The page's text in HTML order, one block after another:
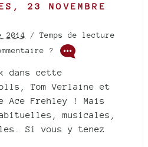
23 NOVEMBRE
2014 / Temps de lecture
?
dans cette
Tom Verlaine et
Ace Frehley ! Mais
musicales,
Si vous y tenez